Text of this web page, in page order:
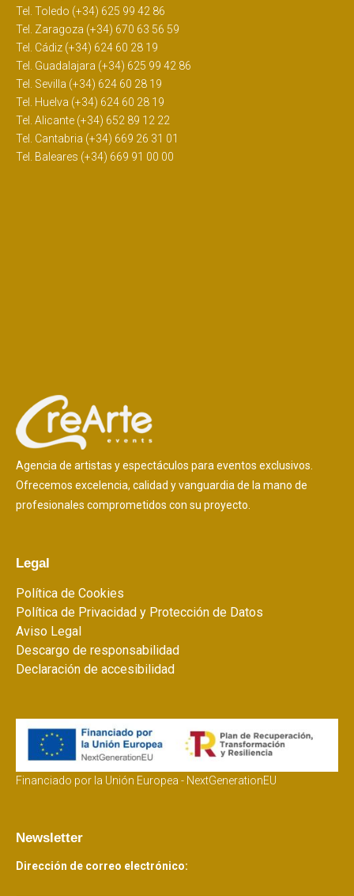
Tel. Toledo (+34) 625 99 42 86
Tel. Zaragoza (+34) 670 63 56 59
Tel. Cádiz (+34) 624 60 28 19
Tel. Guadalajara (+34) 625 99 42 86
Tel. Sevilla (+34) 624 60 28 19
Tel. Huelva (+34) 624 60 28 19
Tel. Alicante (+34) 652 89 12 22
Tel. Cantabria (+34) 669 26 31 01
Tel. Baleares (+34) 669 91 00 00
Agencia de artistas y espectáculos para eventos exclusivos.
Ofrecemos excelencia, calidad y vanguardia de la mano de
profesionales comprometidos con su proyecto.
Legal
Política de Cookies
Política de Privacidad y Protección de Datos
Aviso Legal
Descargo de responsabilidad
Declaración de accesibilidad
Financiado por la Unión Europea - NextGenerationEU
Newsletter
Dirección de correo electrónico: